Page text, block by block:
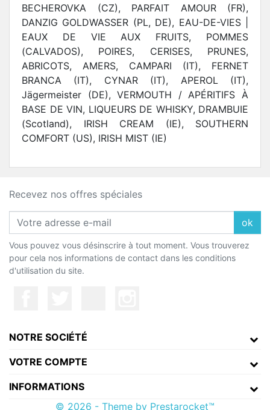
BECHEROVKA (CZ), PARFAIT AMOUR (FR),
DANZIG GOLDWASSER (PL, DE), EAU-DE-VIES |
EAUX DE VIE AUX FRUITS, POMMES
(CALVADOS), POIRES, CERISES, PRUNES,
ABRICOTS, AMERS, CAMPARI (IT), FERNET
BRANCA (IT), CYNAR (IT), APEROL (IT),
Jägermeister (DE), VERMOUTH / APÉRITIFS À
BASE DE VIN, LIQUEURS DE WHISKY, DRAMBUIE
(Scotland), IRISH CREAM (IE), SOUTHERN
COMFORT (US), IRISH MIST (IE)
Recevez nos offres spéciales
ok
Vous pouvez vous désinscrire à tout moment. Vous trouverez
pour cela nos informations de contact dans les conditions
d'utilisation du site.
NOTRE SOCIÉTÉ
VOTRE COMPTE
INFORMATIONS
© 2026 - Theme by Prestarocket™